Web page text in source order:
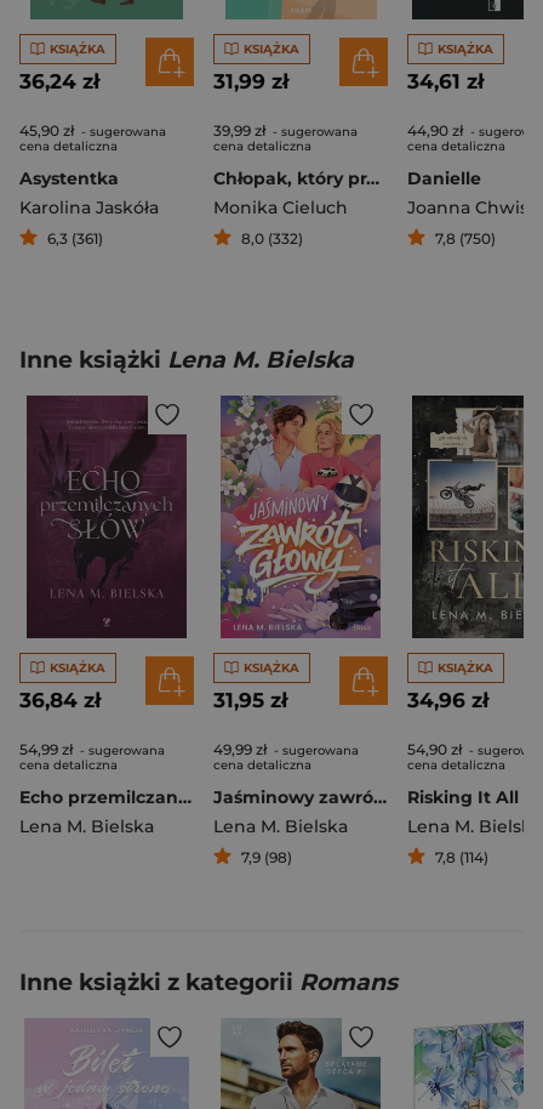
KSIĄŻKA
36,24 zł
45,90 zł - sugerowana
cena detaliczna
Asystentka
Karolina Jaskóła
6,3 (361)
KSIĄŻKA
31,99 zł
39,99 zł - sugerowana
cena detaliczna
Chłopak, który pragnął kochać
Monika Cieluch
8,0 (332)
KSIĄŻKA
34,61 zł
44,90 zł -
cena detaliczna
Danielle
Joanna
7,8 (750)
Inne książki Lena M. Bielska
KSIĄŻKA
36,84 zł
54,99 zł - sugerowana
cena detaliczna
Echo przemilczanych słów
Lena M. Bielska
KSIĄŻKA
31,95 zł
49,99 zł - sugerowana
cena detaliczna
Jaśminowy zawrót głowy
Lena M. Bielska
7,9 (98)
KSIĄŻKA
34,96 zł
54,90 zł -
cena detaliczna
Risking It All
Lena M. Bielska
7,8 (114)
Inne książki z kategorii Romans